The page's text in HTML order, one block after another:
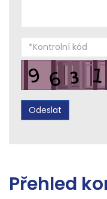
Přehled